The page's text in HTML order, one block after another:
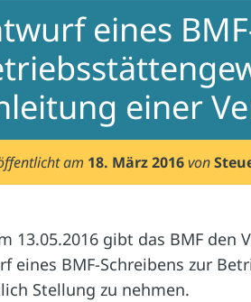
eines
einer
am 18. März 2016 von
13.05.2016 gibt das BMF den
eines BMF-Schreibens zur
Stellung zu nehmen.